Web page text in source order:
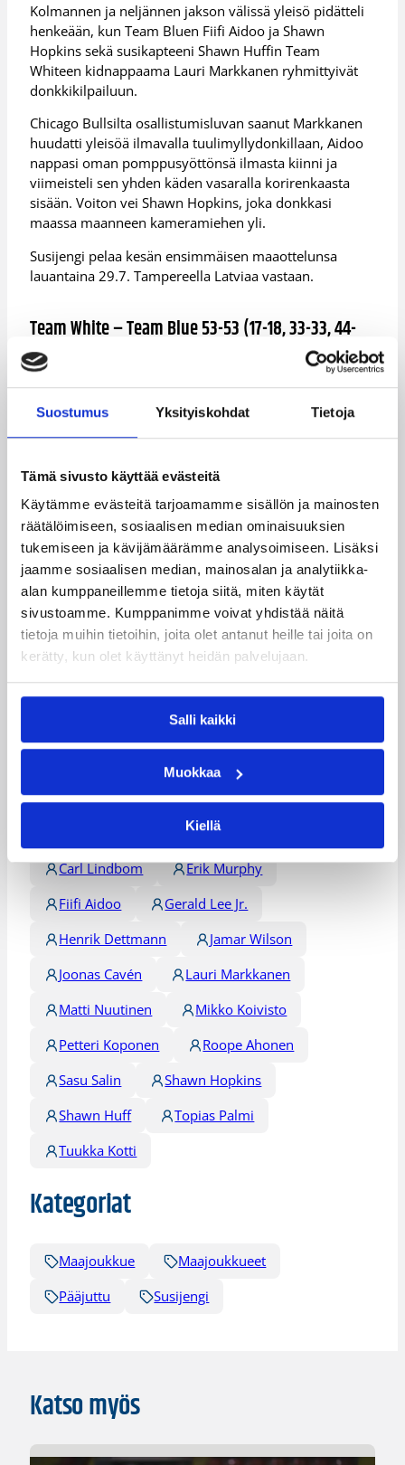
Suostumus Yksityiskohdat Tietoja
Tämä sivusto käyttää evästeitä
Käytämme evästeitä tarjoamamme sisällön ja mainosten
räätälöimiseen, sosiaalisen median ominaisuuksien
tukemiseen ja kävijämäärämme analysoimiseen. Lisäksi
jaamme sosiaalisen median, mainosalan ja analytiikka-
alan kumppaneillemme tietoja siitä, miten käytät
sivustoamme. Kumppanimme voivat yhdistää näitä
tietoja muihin tietoihin, joita olet antanut heille tai joita on
kerätty, kun olet käyttänyt heidän palvelujaan.
Salli kaikki
Muokkaa
Kiellä
Kolmannen ja neljännen jakson välissä yleisö pidätteli
henkeään, kun Team Bluen Fiifi Aidoo ja Shawn
Hopkins sekä susikapteeni Shawn Huffin Team
Whiteen kidnappaama Lauri Markkanen ryhmittyivät
donkkikilpailuun.
Chicago Bullsilta osallistumisluvan saanut Markkanen
huudatti yleisöä ilmavalla tuulimyllydonkillaan, Aidoo
nappasi oman pomppusyöttönsä ilmasta kiinni ja
viimeisteli sen yhden käden vasaralla korirenkaasta
sisään. Voiton vei Shawn Hopkins, joka donkkasi
maassa maanneen kameramiehen yli.
Susijengi pelaa kesän ensimmäisen maaottelunsa
lauantaina 29.7. Tampereella Latviaa vastaan.
Team White – Team Blue 53-53 (17-18, 33-33, 44-
45)
Tuukka Kotti 8/5, Shawn Huff 7/3, Sasu Salin 3/3, Matti
Nuutinen 3/2, Jamar Wilson 3/1/11 syöttöä, Mikko
Team Blue:
Alex Murphy 12/1, Antto Nikkarinen 9/1/3
syöttöä, Carl Lindbom 8/2, Shawn Hopkins 8/0, Fiifi
Aidoo 6/1, Topias Palmi 6/0, Alexander Madsen 3/3/3
syöttöä, Joonas Cavén 1/1, Lauri Markkanen.
Lisätietoja:EM-kisojen lipunmyynti
Lisätietoja:Susijengin juhlamaaotteluiden lipunmyynti
Henkilöt
Alex Murphy
Alexander Madsen
Antto Nikkarinen
Carl Lindbom
Erik Murphy
Fiifi Aidoo
Gerald Lee Jr.
Henrik Dettmann
Jamar Wilson
Joonas Cavén
Lauri Markkanen
Matti Nuutinen
Mikko Koivisto
Petteri Koponen
Roope Ahonen
Sasu Salin
Shawn Hopkins
Shawn Huff
Topias Palmi
Tuukka Kotti
Kategoriat
Maajoukkue
Maajoukkueet
Pääjuttu
Susijengi
Katso myös